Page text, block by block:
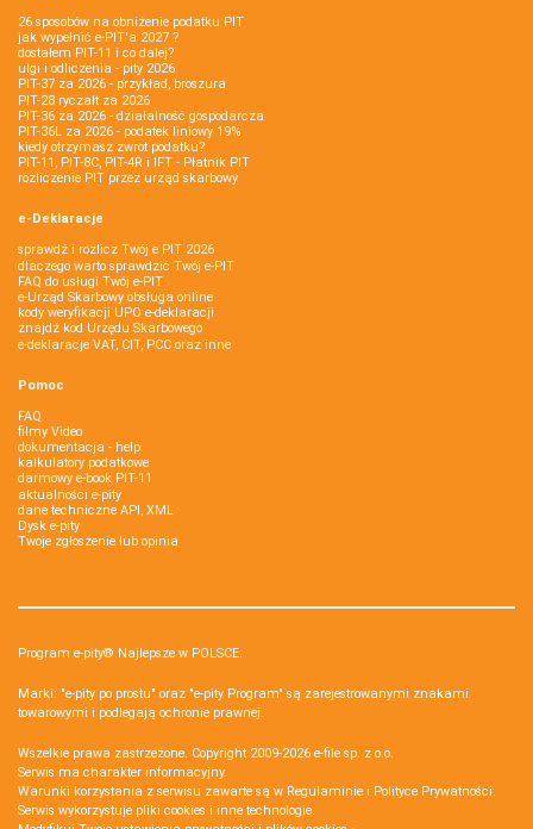
26 sposobów na obniżenie podatku PIT
jak wypełnić e-PIT'a 2027 ?
dostałem PIT-11 i co dalej?
ulgi i odliczenia - pity 2026
PIT-37 za 2026 - przykład, broszura
PIT-28 ryczałt za 2026
PIT-36 za 2026 - działalność gospodarcza
PIT-36L za 2026 - podatek liniowy 19%
kiedy otrzymasz zwrot podatku?
PIT-11, PIT-8C, PIT-4R i IFT - Płatnik PIT
rozliczenie PIT przez urząd skarbowy
e-Deklaracje
sprawdź i rozlicz Twój e PIT 2026
dlaczego warto sprawdzić Twój e-PIT
FAQ do usługi Twój e-PIT
e-Urząd Skarbowy obsługa online
kody weryfikacji UPO e-deklaracji
znajdź kod Urzędu Skarbowego
e-deklaracje VAT, CIT, PCC oraz inne
Pomoc
FAQ
filmy Video
dokumentacja - help
kalkulatory podatkowe
darmowy e-book PIT-11
aktualności e-pity
dane techniczne API, XML
Dysk e-pity
Twoje zgłoszenie lub opinia
Program e-pity® Najlepsze w POLSCE.
Marki: "e-pity po prostu" oraz "e-pity Program" są zarejestrowanymi znakami
towarowymi i podlegają ochronie prawnej.
Wszelkie prawa zastrzeżone. Copyright 2009-2026 e-file sp. z o.o.
Serwis ma charakter informacyjny.
Warunki korzystania z serwisu zawarte są w Regulaminie i Polityce Prywatności.
Serwis wykorzystuje pliki cookies i inne technologie.